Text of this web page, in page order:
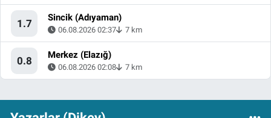
1.7 Sincik (Adıyaman)
06.08.2026 02:37 7 km
0.8 Merkez (Elazığ)
06.08.2026 02:08 7 km